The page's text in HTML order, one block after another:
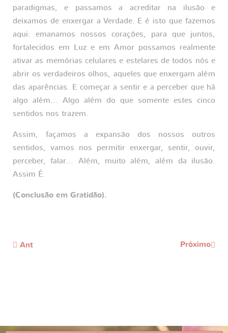
paradigmas, e passamos a acreditar na ilusão e
deixamos de enxergar a Verdade. E é isto que fazemos
aqui: emanamos nossos corações, para que juntos,
fortalecidos em Luz e em Amor possamos realmente
ativar as memórias celulares e estelares de todos nós e
abrir os verdadeiros olhos, aqueles que enxergam além
das aparências. E começar a sentir e a perceber que há
algo além... Algo além do que somente estes cinco
sentidos nos trazem.
Assim, façamos a expansão dos nossos outros
sentidos, vamos nos permitir enxergar, sentir, ouvir,
perceber, falar... Além, muito além, além da ilusão.
Assim É.
(Conclusão em Gratidão).
Ant Próximo